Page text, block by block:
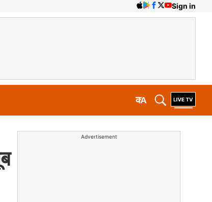
Sign in
A
क
Advertisement